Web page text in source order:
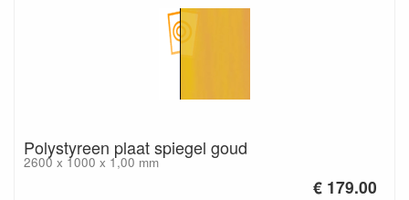
Polystyreen plaat spiegel goud
2600 x 1000 x 1,00 mm
€ 179.00